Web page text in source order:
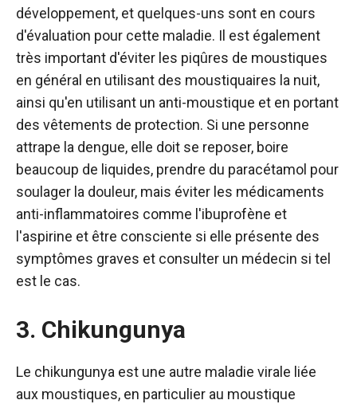
développement, et quelques-uns sont en cours
d'évaluation pour cette maladie. Il est également
très important d'éviter les piqûres de moustiques
en général en utilisant des moustiquaires la nuit,
ainsi qu'en utilisant un anti-moustique et en portant
des vêtements de protection. Si une personne
attrape la dengue, elle doit se reposer, boire
beaucoup de liquides, prendre du paracétamol pour
soulager la douleur, mais éviter les médicaments
anti-inflammatoires comme l'ibuprofène et
l'aspirine et être consciente si elle présente des
symptômes graves et consulter un médecin si tel
est le cas.
3. Chikungunya
Le chikungunya est une autre maladie virale liée
aux moustiques, en particulier au moustique